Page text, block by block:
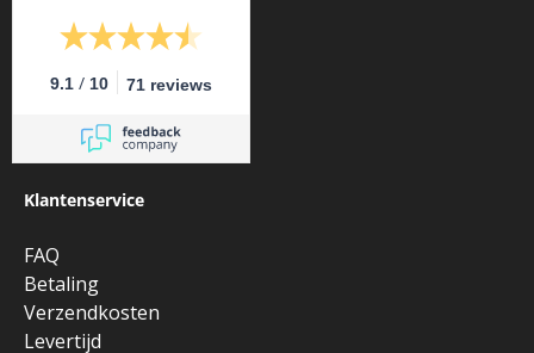
9.1 / 10 71 reviews
Klantenservice
FAQ
Betaling
Verzendkosten
Levertijd